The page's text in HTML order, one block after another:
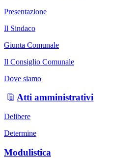
Presentazione
Il Sindaco
Giunta Comunale
Il Consiglio Comunale
Dove siamo
Atti amministrativi
Delibere
Determine
Modulistica